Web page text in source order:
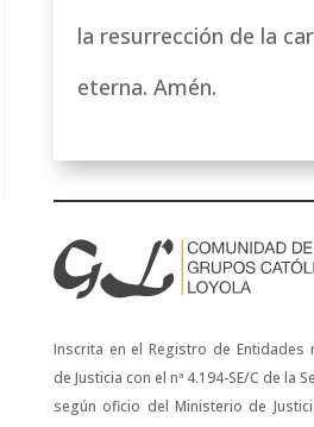
la resurrección de la
eterna. Amén.
Inscrita en el Registro de
de Justicia con el nª 4.194-SE/C de la
según oficio del Ministerio de